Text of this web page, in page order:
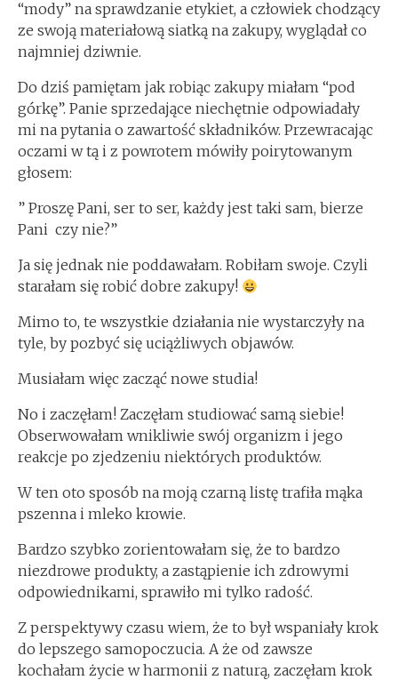
“mody” na sprawdzanie etykiet, a człowiek chodzący
ze swoją materiałową siatką na zakupy, wyglądał co
najmniej dziwnie.
Do dziś pamiętam jak robiąc zakupy miałam “pod
górkę”. Panie sprzedające niechętnie odpowiadały
mi na pytania o zawartość składników. Przewracając
oczami w tą i z powrotem mówiły poirytowanym
głosem:
” Proszę Pani, ser to ser, każdy jest taki sam, bierze
Pani czy nie?”
Ja się jednak nie poddawałam. Robiłam swoje. Czyli
starałam się robić dobre zakupy!
Mimo to, te wszystkie działania nie wystarczyły na
tyle, by pozbyć się uciążliwych objawów.
Musiałam więc zacząć nowe studia!
No i zaczęłam! Zaczęłam studiować samą siebie!
Obserwowałam wnikliwie swój organizm i jego
reakcje po zjedzeniu niektórych produktów.
W ten oto sposób na moją czarną listę trafiła mąka
pszenna i mleko krowie.
Bardzo szybko zorientowałam się, że to bardzo
niezdrowe produkty, a zastąpienie ich zdrowymi
odpowiednikami, sprawiło mi tylko radość.
Z perspektywy czasu wiem, że to był wspaniały krok
do lepszego samopoczucia. A że od zawsze
kochałam życie w harmonii z naturą, zaczęłam krok